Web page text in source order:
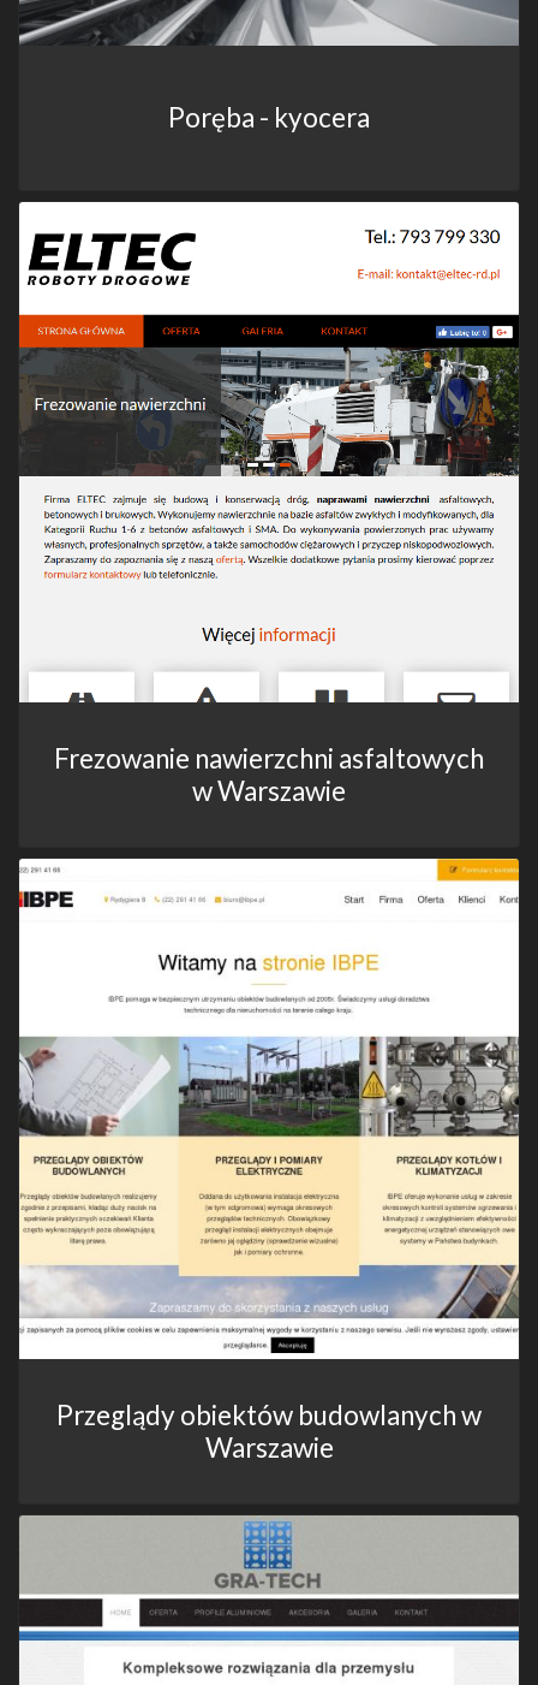
Poręba - kyocera
Frezowanie nawierzchni asfaltowych
w Warszawie
Przeglądy obiektów budowlanych w
Warszawie